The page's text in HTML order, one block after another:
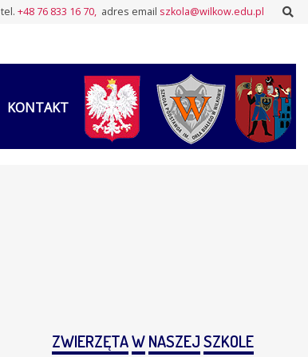
tel. +48 76 833 16 70, adres email szkola@wilkow.edu.pl
KONTAKT
ZWIERZĘTAWNASZEJSZKOLE